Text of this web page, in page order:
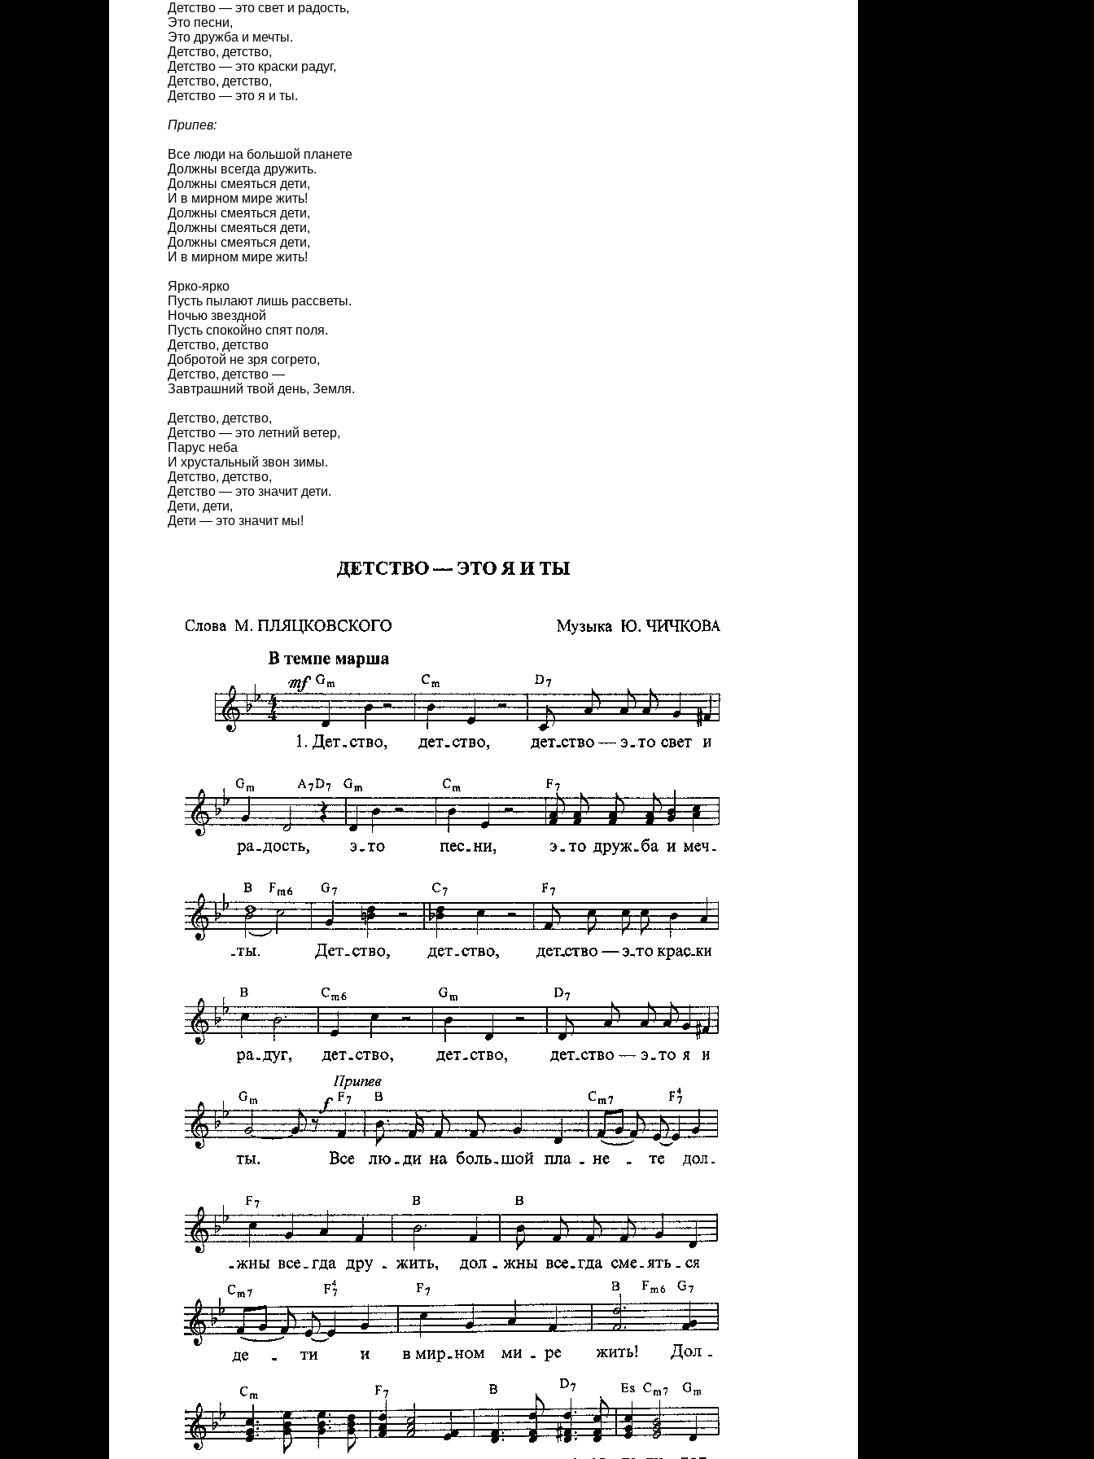
Детство — это свет и радость,
Это песни,
Это дружба и мечты.
Детство, детство,
Детство — это краски радуг,
Детство, детство,
Детство — это я и ты.
Припев:
Все люди на большой планете
Должны всегда дружить.
Должны смеяться дети,
И в мирном мире жить!
Должны смеяться дети,
Должны смеяться дети,
Должны смеяться дети,
И в мирном мире жить!
Ярко-ярко
Пусть пылают лишь рассветы.
Ночью звездной
Пусть спокойно спят поля.
Детство, детство
Добротой не зря согрето,
Детство, детство —
Завтрашний твой день, Земля.
Детство, детство,
Детство — это летний ветер,
Парус неба
И хрустальный звон зимы.
Детство, детство,
Детство — это значит дети.
Дети, дети,
Дети — это значит мы!